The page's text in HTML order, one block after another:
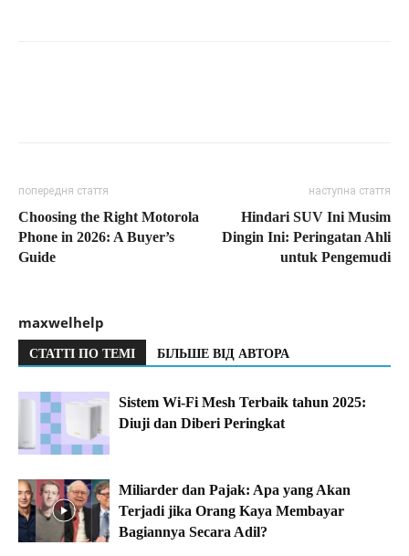
попередня стаття
Choosing the Right Motorola
Phone in 2026: A Buyer’s
Guide
наступна стаття
Hindari SUV Ini Musim
Dingin Ini: Peringatan Ahli
untuk Pengemudi
maxwelhelp
СТАТТІ ПО ТЕМІ БІЛЬШЕ ВІД АВТОРА
Sistem Wi-Fi Mesh Terbaik tahun 2025:
Diuji dan Diberi Peringkat
Miliarder dan Pajak: Apa yang Akan
Terjadi jika Orang Kaya Membayar
Bagiannya Secara Adil?